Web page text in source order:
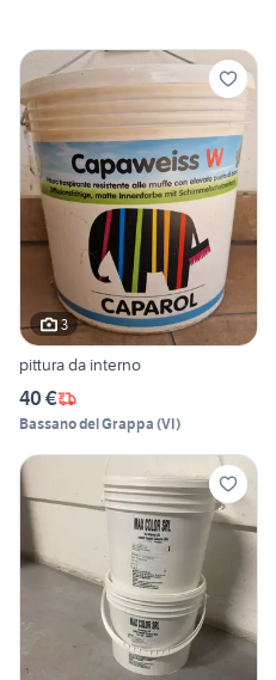
3
pittura da interno
40 €
Bassano del Grappa (VI)